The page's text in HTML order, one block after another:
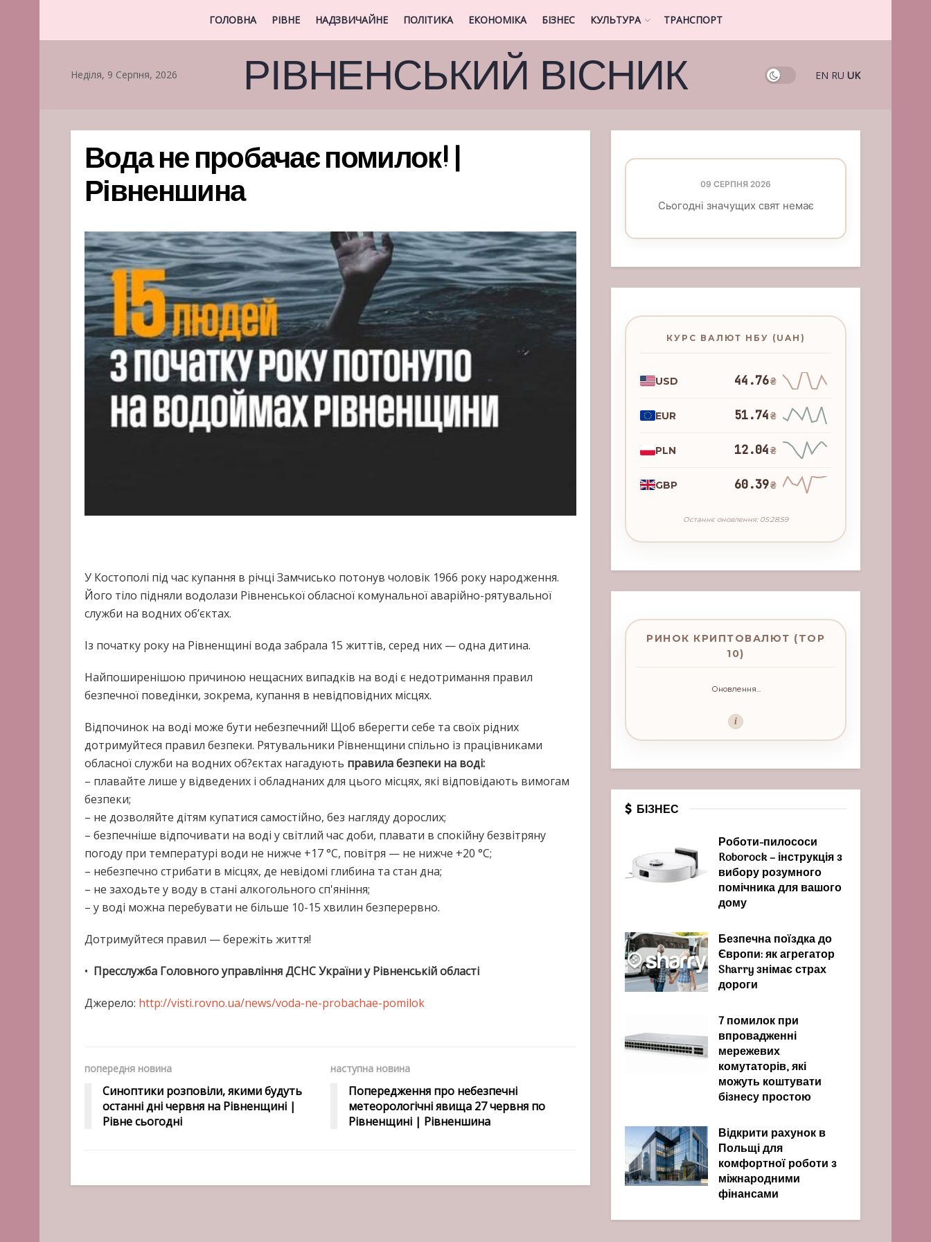
ГОЛОВНА РІВНЕ НАДЗВИЧАЙНЕ ПОЛІТИКА ЕКОНОМІКА БІЗНЕС КУЛЬТУРА ТРАНСПОРТ
Неділя, 9 Серпня, 2026 РІВНЕНСЬКИЙ ВІСНИК EN RU UK
Вода не пробачає помилок! |
Рівненшина
У Костополі під час купання в річці Замчисько потонув чоловік 1966 року народження.
Його тіло підняли водолази Рівненської обласної комунальної аварійно-рятувальної
служби на водних об’єктах.
Із початку року на Рівненщині вода забрала 15 життів, серед них — одна дитина.
Найпоширенішою причиною нещасних випадків на воді є недотримання правил
безпечної поведінки, зокрема, купання в невідповідних місцях.
Відпочинок на воді може бути небезпечний! Щоб вберегти себе та своїх рідних
дотримуйтеся правил безпеки. Рятувальники Рівненщини спільно із працівниками
обласної служби на водних об?єктах нагадують правила безпеки на воді:
– плавайте лише у відведених і обладнаних для цього місцях, які відповідають вимогам
безпеки;
– не дозволяйте дітям купатися самостійно, без нагляду дорослих;
– безпечніше відпочивати на воді у світлий час доби, плавати в спокійну безвітряну
погоду при температурі води не нижче +17 °С, повітря — не нижче +20 °С;
– небезпечно стрибати в місцях, де невідомі глибина та стан дна;
– не заходьте у воду в стані алкогольного сп'яніння;
– у воді можна перебувати не більше 10-15 хвилин безперервно.
Дотримуйтеся правил — бережіть життя!
• Пресслужба Головного управління ДСНС України у Рівненській області
Джерело: http://visti.rovno.ua/news/voda-ne-probachae-pomilok
попередня новина
Синоптики розповіли, якими будуть
останні дні червня на Рівненщині |
Рівне сьогодні
наступна новина
Попередження про небезпечні
метеорологічні явища 27 червня по
Рівненщині | Рівненшина
09 СЕРПНЯ 2026
Сьогодні значущих свят немає
КУРС ВАЛЮТ НБУ (UAH)
USD 44.76₴
EUR 51.74₴
PLN 12.04₴
GBP 60.39₴
Останнє оновлення: 05:28:59
РИНОК КРИПТОВАЛЮТ (TOP
10)
Оновлення...
i
БІЗНЕС
Роботи-пилососи
Roborock – інструкція з
вибору розумного
помічника для вашого
дому
Безпечна поїздка до
Європи: як агрегатор
Sharry знімає страх
дороги
7 помилок при
впровадженні
мережевих
комутаторів, які
можуть коштувати
бізнесу простою
Відкрити рахунок в
Польщі для
комфортної роботи з
міжнародними
фінансами